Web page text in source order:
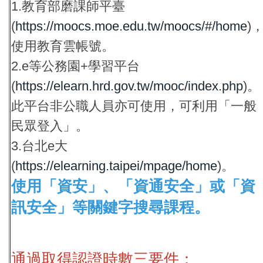
1.教育部磨課師平臺
(https://moocs.moe.edu.tw/moocs/#/home)
使用教育雲帳號。
2.e等公務園+學習平台
(https://elearn.hrd.gov.tw/mooc/index.php)。
此平台非公職人員亦可使用，可利用「一般
民眾登入」。
3.台北e大
(https://elearning.taipei/mpage/home)。
使用「資安」、「資通安全」或「資
訊安全」等關鍵字搜尋課程。
通過取得認證時數三要件：